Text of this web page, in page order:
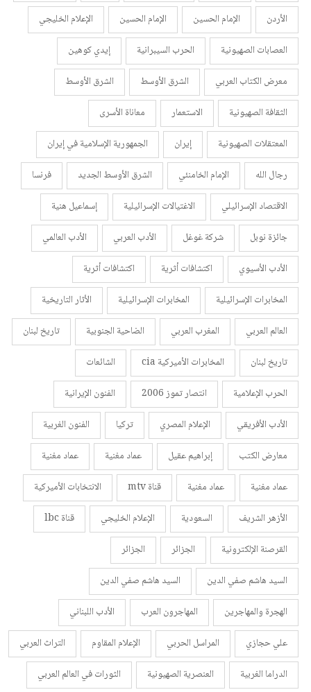
الأردن
الإمام الحسين الإمام الحسين
الإعلام الخليجي
العصابات الصهيونية
الحرب السيبرانية
إيدي كوهين
معرض الكتاب العربي
الشرق الأوسط
الشرق الأوسط
الثقافة الصهيونية
الاستعمار
معاناة الأسرى
المعتقلات الصهيونية
إيران
الجمهورية الإسلامية في إيران
رجال الله
الإمام الخامنئي الشرق الأوسط الجديد
فرنسا
الاقتصاد الإسرائيلي
الاغتيالات الإسرائيلية
إسماعيل هنية
جائزة نوبل
شركة غوغل الأدب العربي
الأدب العالمي
الأدب الأسيوي
اكتشافات أثرية
اكتشافات أثرية
المخابرات الإسرائيلية
المخابرات الإسرائيلية
الأثار التاريخية
العالم العربي
المغرب العربي الضاحية الجنوبية
تاريخ لبنان
تاريخ لبنان
المخابرات الأميركية cia
الشائعات
الحرب الإعلامية
انتصار تموز 2006
الفنون الإيرانية
الأدب الأفريقي
الإعلام المصري تركيا
الفنون الغربية
معارض الكتب
إبراهيم عقيل عماد مغنية
عماد مغنية
عماد مغنية
عماد مغنية قناة mtv
الانتخابات الأميركية
الأزهر الشريف
السعودية الإعلام الخليجي
قناة lbc
القرصنة الإلكترونية
الجزائر
الجزائر
السيد هاشم صفي الدين
السيد هاشم صفي الدين
الهجرة والمهاجرين
المهاجرون العرب
الأدب اللبناني
علي حجازي
المراسل الحربي الإعلام المقاوم
التراث العربي
الدراما الغربية
العنصرية الصهيونية
الثورات في العالم العربي